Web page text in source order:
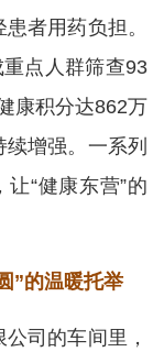
者用药负担。
点人群筛查93
康积分达862万
增强。一系列
“健康东营”的
”的温暖托举
司的车间里，